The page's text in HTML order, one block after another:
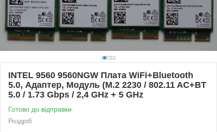
INTEL 9560 9560NGW Плата WiFi+Bluetooth
5.0, Адаптер, Модуль (M.2 2230 / 802.11 AC+BT
5.0 / 1.73 Gbps / 2,4 GHz + 5 GHz
Готово до відправки
Роздріб